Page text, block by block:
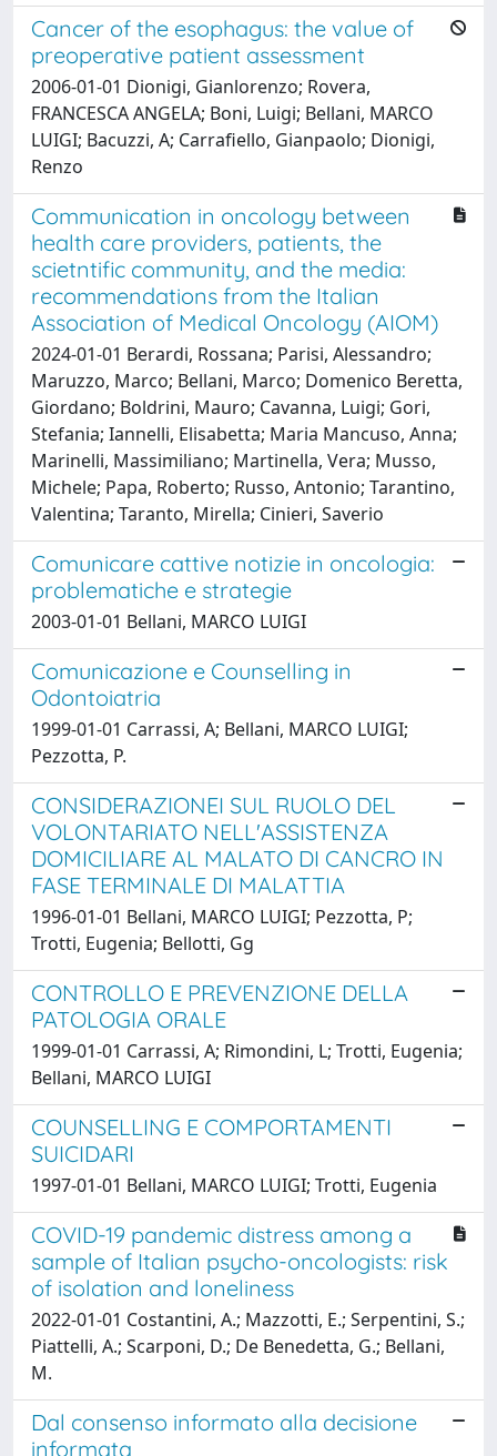
Cancer of the esophagus: the value of
preoperative patient assessment
2006-01-01 Dionigi, Gianlorenzo; Rovera,
FRANCESCA ANGELA; Boni, Luigi; Bellani, MARCO
LUIGI; Bacuzzi, A; Carrafiello, Gianpaolo; Dionigi,
Renzo
Communication in oncology between
health care providers, patients, the
scietntific community, and the media:
recommendations from the Italian
Association of Medical Oncology (AIOM)
2024-01-01 Berardi, Rossana; Parisi, Alessandro;
Maruzzo, Marco; Bellani, Marco; Domenico Beretta,
Giordano; Boldrini, Mauro; Cavanna, Luigi; Gori,
Stefania; Iannelli, Elisabetta; Maria Mancuso, Anna;
Marinelli, Massimiliano; Martinella, Vera; Musso,
Michele; Papa, Roberto; Russo, Antonio; Tarantino,
Valentina; Taranto, Mirella; Cinieri, Saverio
Comunicare cattive notizie in oncologia:
problematiche e strategie
2003-01-01 Bellani, MARCO LUIGI
Comunicazione e Counselling in
Odontoiatria
1999-01-01 Carrassi, A; Bellani, MARCO LUIGI;
Pezzotta, P.
CONSIDERAZIONEI SUL RUOLO DEL
VOLONTARIATO NELL'ASSISTENZA
DOMICILIARE AL MALATO DI CANCRO IN
FASE TERMINALE DI MALATTIA
1996-01-01 Bellani, MARCO LUIGI; Pezzotta, P;
Trotti, Eugenia; Bellotti, Gg
CONTROLLO E PREVENZIONE DELLA
PATOLOGIA ORALE
1999-01-01 Carrassi, A; Rimondini, L; Trotti, Eugenia;
Bellani, MARCO LUIGI
COUNSELLING E COMPORTAMENTI
SUICIDARI
1997-01-01 Bellani, MARCO LUIGI; Trotti, Eugenia
COVID-19 pandemic distress among a
sample of Italian psycho-oncologists: risk
of isolation and loneliness
2022-01-01 Costantini, A.; Mazzotti, E.; Serpentini, S.;
Piattelli, A.; Scarponi, D.; De Benedetta, G.; Bellani,
M.
Dal consenso informato alla decisione
informata